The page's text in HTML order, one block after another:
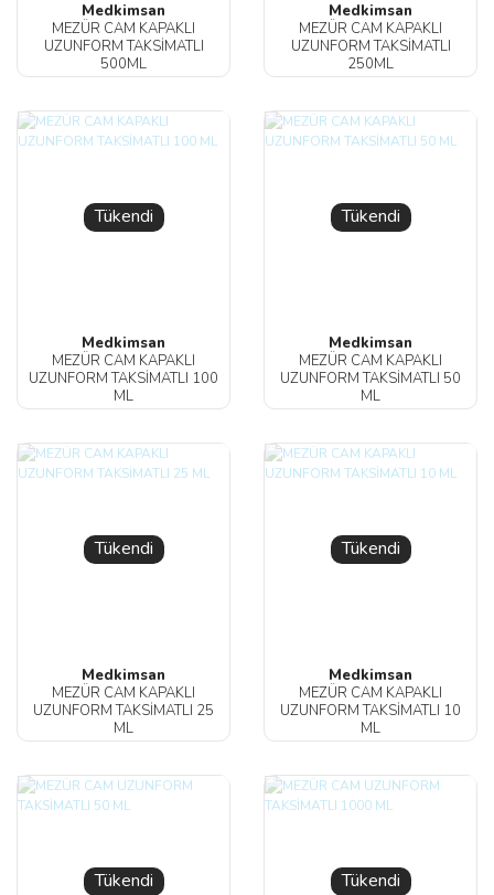
Medkimsan
MEZÜR CAM KAPAKLI
UZUNFORM TAKSİMATLI
500ML
Medkimsan
MEZÜR CAM KAPAKLI
UZUNFORM TAKSİMATLI
250ML
Tükendi
Medkimsan
MEZÜR CAM KAPAKLI
UZUNFORM TAKSİMATLI 100
ML
Tükendi
Medkimsan
MEZÜR CAM KAPAKLI
UZUNFORM TAKSİMATLI 50
ML
Tükendi
Medkimsan
MEZÜR CAM KAPAKLI
UZUNFORM TAKSİMATLI 25
ML
Tükendi
Medkimsan
MEZÜR CAM KAPAKLI
UZUNFORM TAKSİMATLI 10
ML
Tükendi Tükendi